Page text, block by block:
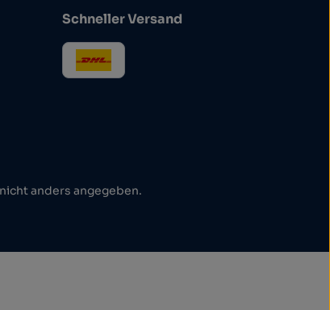
Schneller Versand
anders angegeben.